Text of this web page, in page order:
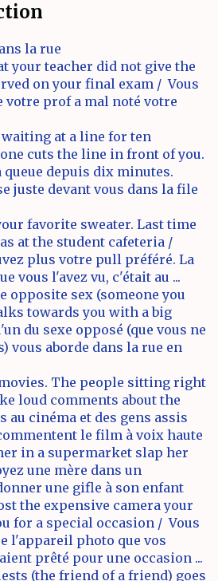
la rue
your teacher did not give the
on your final exam / Vous
votre prof a mal noté votre
waiting at a line for ten
cuts the line in front of you.
queue depuis dix minutes.
juste devant vous dans la file
favorite sweater. Last time
at the student cafeteria /
plus votre pull préféré. La
vous l'avez vu, c'était au ...
opposite sex (someone you
towards you with a big
du sexe opposé (que vous ne
vous aborde dans la rue en
The people sitting right
loud comments about the
au cinéma et des gens assis
le film à voix haute
in a supermarket slap her
une mère dans un
une gifle à son enfant
the expensive camera your
for a special occasion / Vous
l'appareil photo que vos
prêté pour une occasion ...
(the friend of a friend) goes